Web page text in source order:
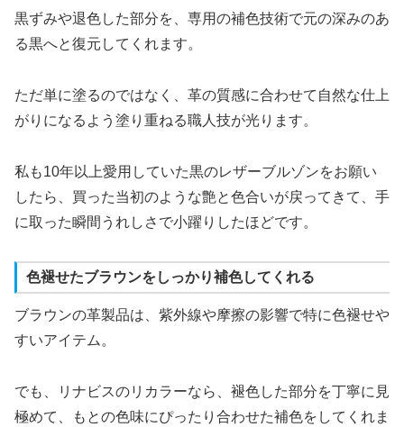
黒ずみや退色した部分を、専用の補色技術で元の深みのあ
る黒へと復元してくれます。
ただ単に塗るのではなく、革の質感に合わせて自然な仕上
がりになるよう塗り重ねる職人技が光ります。
私も10年以上愛用していた黒のレザーブルゾンをお願い
したら、買った当初のような艶と色合いが戻ってきて、手
に取った瞬間うれしさで小躍りしたほどです。
色褪せたブラウンをしっかり補色してくれる
ブラウンの革製品は、紫外線や摩擦の影響で特に色褪せや
すいアイテム。
でも、リナビスのリカラーなら、褪色した部分を丁寧に見
極めて、もとの色味にぴったり合わせた補色をしてくれま